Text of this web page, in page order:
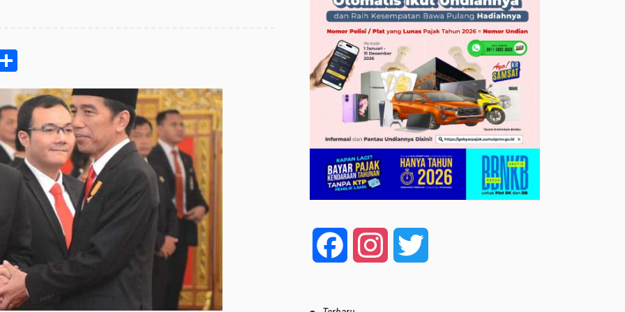
Facebook Instagram